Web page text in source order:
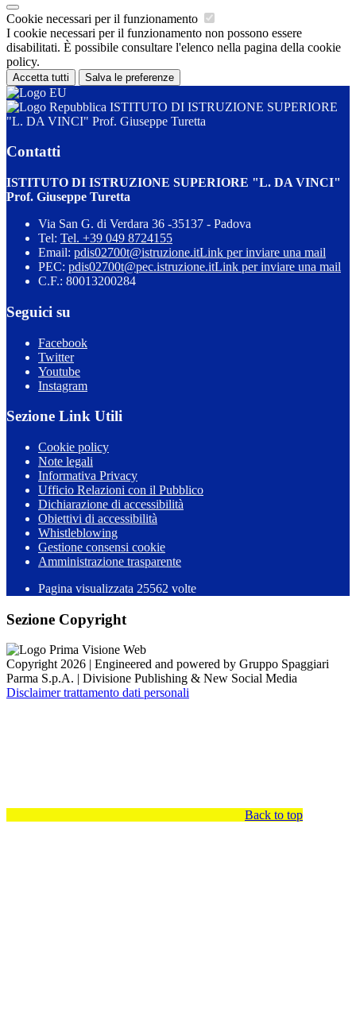
Cookie necessari per il funzionamento
I cookie necessari per il funzionamento non possono essere
disabilitati. È possibile consultare l'elenco nella pagina della cookie
policy.
Accetta tutti Salva le preferenze
ISTITUTO DI ISTRUZIONE SUPERIORE
"L. DA VINCI" Prof. Giuseppe Turetta
Contatti
ISTITUTO DI ISTRUZIONE SUPERIORE "L. DA VINCI"
Prof. Giuseppe Turetta
Via San G. di Verdara 36 -35137 - Padova
Tel: Tel. +39 049 8724155
Email: pdis02700t@istruzione.itLink per inviare una mail
PEC: pdis02700t@pec.istruzione.itLink per inviare una mail
C.F.: 80013200284
Seguici su
Facebook
Twitter
Youtube
Instagram
Sezione Link Utili
Cookie policy
Note legali
Informativa Privacy
Ufficio Relazioni con il Pubblico
Dichiarazione di accessibilità
Obiettivi di accessibilità
Whistleblowing
Gestione consensi cookie
Amministrazione trasparente
Pagina visualizzata 25562 volte
Sezione Copyright
Copyright 2026 | Engineered and powered by Gruppo Spaggiari
Parma S.p.A. | Divisione Publishing & New Social Media
Disclaimer trattamento dati personali
Back to top